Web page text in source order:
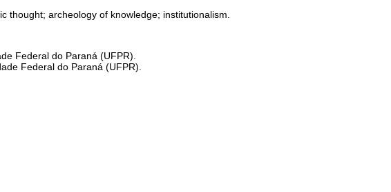
thought; archeology of knowledge; institutionalism.
Federal do Paraná (UFPR).
Federal do Paraná (UFPR).